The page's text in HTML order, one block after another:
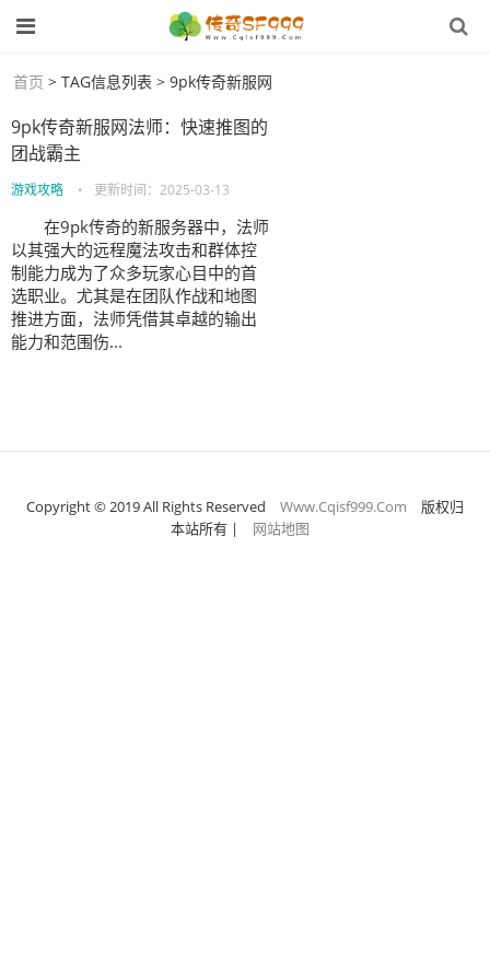
首页 > TAG信息列表 > 9pk传奇新服网
9pk传奇新服网法师：快速推图的
团战霸主
游戏攻略 • 更新时间： 2025-03-13
在9pk传奇的新服务器中，法师
以其强大的远程魔法攻击和群体控
制能力成为了众多玩家心目中的首
选职业。尤其是在团队作战和地图
推进方面，法师凭借其卓越的输出
能力和范围伤...
Copyright © 2019 All Rights Reserved Www.Cqisf999.Com
版权归
本站所有| 网站地图